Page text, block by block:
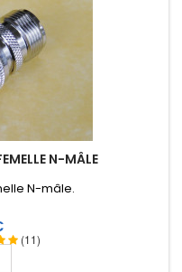
N-MÂLE
(11)
N-mâle .